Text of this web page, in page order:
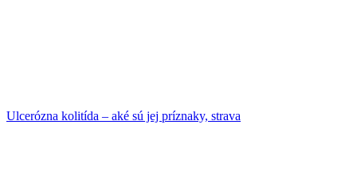
Ulcerózna kolitída – aké sú jej príznaky, strava